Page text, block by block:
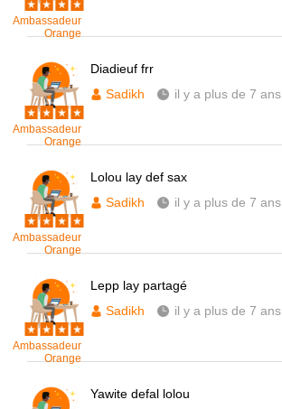
Ambassadeur
Orange
Ambassadeur
Orange
Diadieuf frr
Sadikh
il y a plus de 7 ans
Ambassadeur
Orange
Lolou lay def sax
Sadikh
il y a plus de 7 ans
Ambassadeur
Orange
Lepp lay partagé
Sadikh
il y a plus de 7 ans
Yawite defal lolou